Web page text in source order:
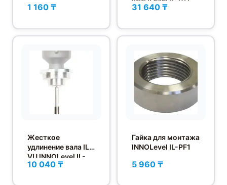
1 160 ₸ 31 640 ₸
Жесткое
удлинение вала IL-
VU INNOLevel IL-
002
10 040 ₸
Гайка для монтажа
INNOLevel IL-PF1
5 960 ₸